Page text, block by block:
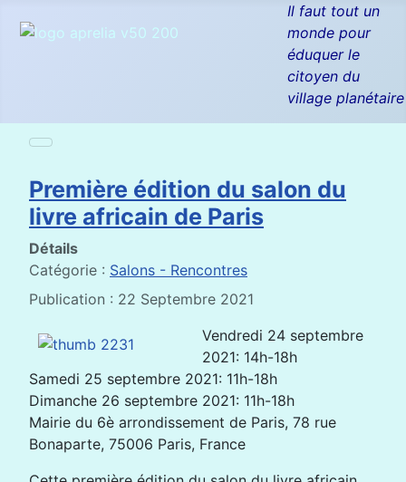
Il faut tout un
monde pour
éduquer le
citoyen du
village planétaire
Première édition du salon du
livre africain de Paris
Détails
Catégorie : Salons - Rencontres
Publication : 22 Septembre 2021
Vendredi 24 septembre
2021: 14h-18h
Samedi 25 septembre 2021: 11h-18h
Dimanche 26 septembre 2021: 11h-18h
Mairie du 6è arrondissement de Paris, 78 rue
Bonaparte, 75006 Paris, France